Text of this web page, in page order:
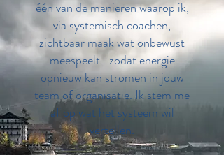
één van de manieren waarop ik,
via systemisch coachen,
zichtbaar maak wat onbewust
meespeelt- zodat energie
opnieuw kan stromen in jouw
team of organisatie. Ik stem me
af op wat het systeem wil
vertellen.